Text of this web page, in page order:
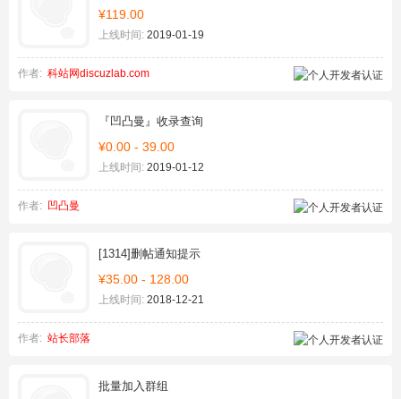
¥119.00
上线时间: 2019-01-19
作者: 科站网discuzlab.com
『凹凸曼』收录查询
¥0.00 - 39.00
上线时间: 2019-01-12
作者: 凹凸曼
[1314]删帖通知提示
¥35.00 - 128.00
上线时间: 2018-12-21
作者: 站长部落
批量加入群组